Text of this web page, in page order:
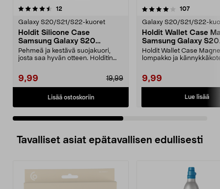
12
Galaxy S20/S21/S22-kuoret
Holdit Silicone Case
Samsung Galaxy S20
Suojakuori
Pehmeä ja kestävä suojakuori,
josta saa hyvän otteen. Holditin
9,99 19,99
Lisää ostoskoriin
4.0 viidestä
107arvostelut
Galaxy S20/S21/S22-
Holdit Wallet Case
Samsung Galaxy S20
Lompakkokotelo
Holdit Wallet Case
lompakko ja
9,99
Lue lisää
4.0 viidestä
Tavalliset asiat epätavallisen edullisesti